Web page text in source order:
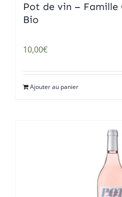
Pot de vin – Famille
Bio
10,00€
Ajouter au panier